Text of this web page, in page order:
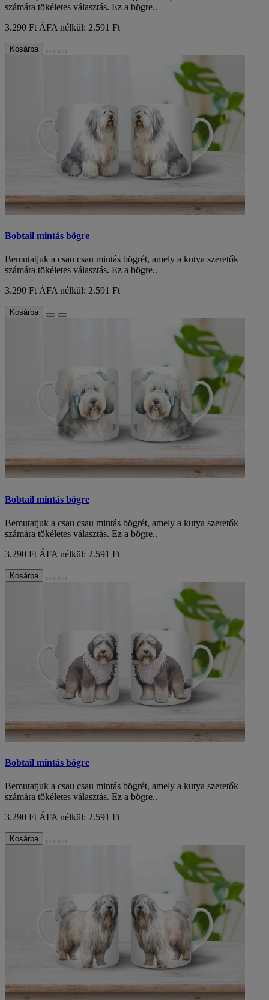
számára tökéletes választás. Ez a bögre..
3.290 Ft ÁFA nélkül: 2.591 Ft
Kosárba
Bobtail mintás bögre
Bemutatjuk a csau csau mintás bögrét, amely a kutya szeretők
számára tökéletes választás. Ez a bögre..
3.290 Ft ÁFA nélkül: 2.591 Ft
Kosárba
Bobtail mintás bögre
Bemutatjuk a csau csau mintás bögrét, amely a kutya szeretők
számára tökéletes választás. Ez a bögre..
3.290 Ft ÁFA nélkül: 2.591 Ft
Kosárba
Bobtail mintás bögre
Bemutatjuk a csau csau mintás bögrét, amely a kutya szeretők
számára tökéletes választás. Ez a bögre..
3.290 FtÁFA nélkül: 2.591 Ft
Kosárba